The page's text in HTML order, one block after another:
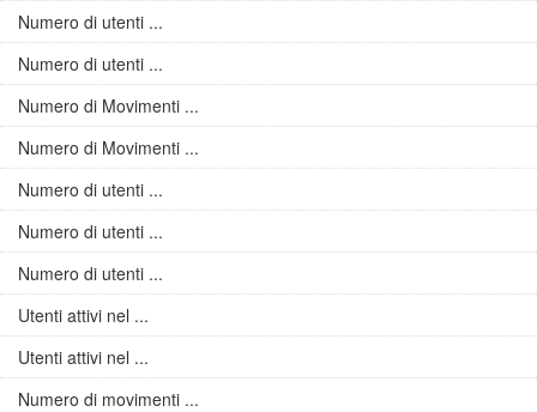
Numero di utenti ...
Numero di utenti ...
Numero di Movimenti ...
Numero di Movimenti ...
Numero di utenti ...
Numero di utenti ...
Numero di utenti ...
Utenti attivi nel ...
Utenti attivi nel ...
Numero di movimenti ...